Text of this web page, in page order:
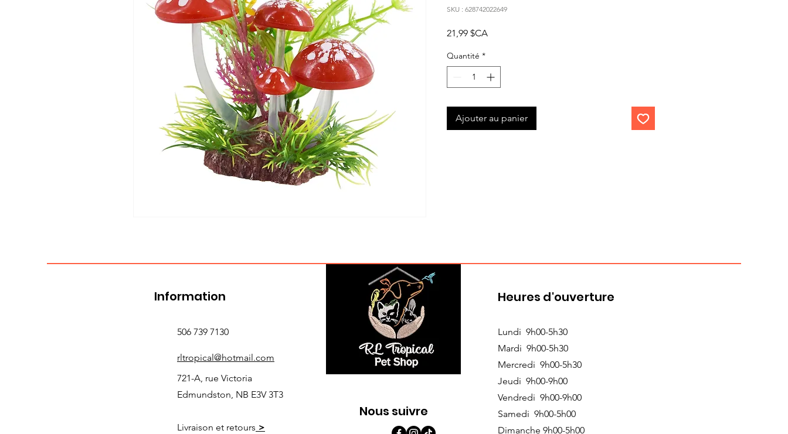
SKU : 628742022649
21,99 $CAPrix
Quantité *
Ajouter au panier
Nous suivre
Information
Livraison et retours >
506 739 7130
rltropical@hotmail.com
721-A, rue Victoria
Edmundston, NB E3V 3T3
Heures d'ouverture
Lundi 9h00-5h30
Mardi 9h00-5h30
Mercredi 9h00-5h30
Jeudi 9h00-9h00
Vendredi 9h00-9h00
Samedi 9h00-5h00
Dimanche 9h00-5h00